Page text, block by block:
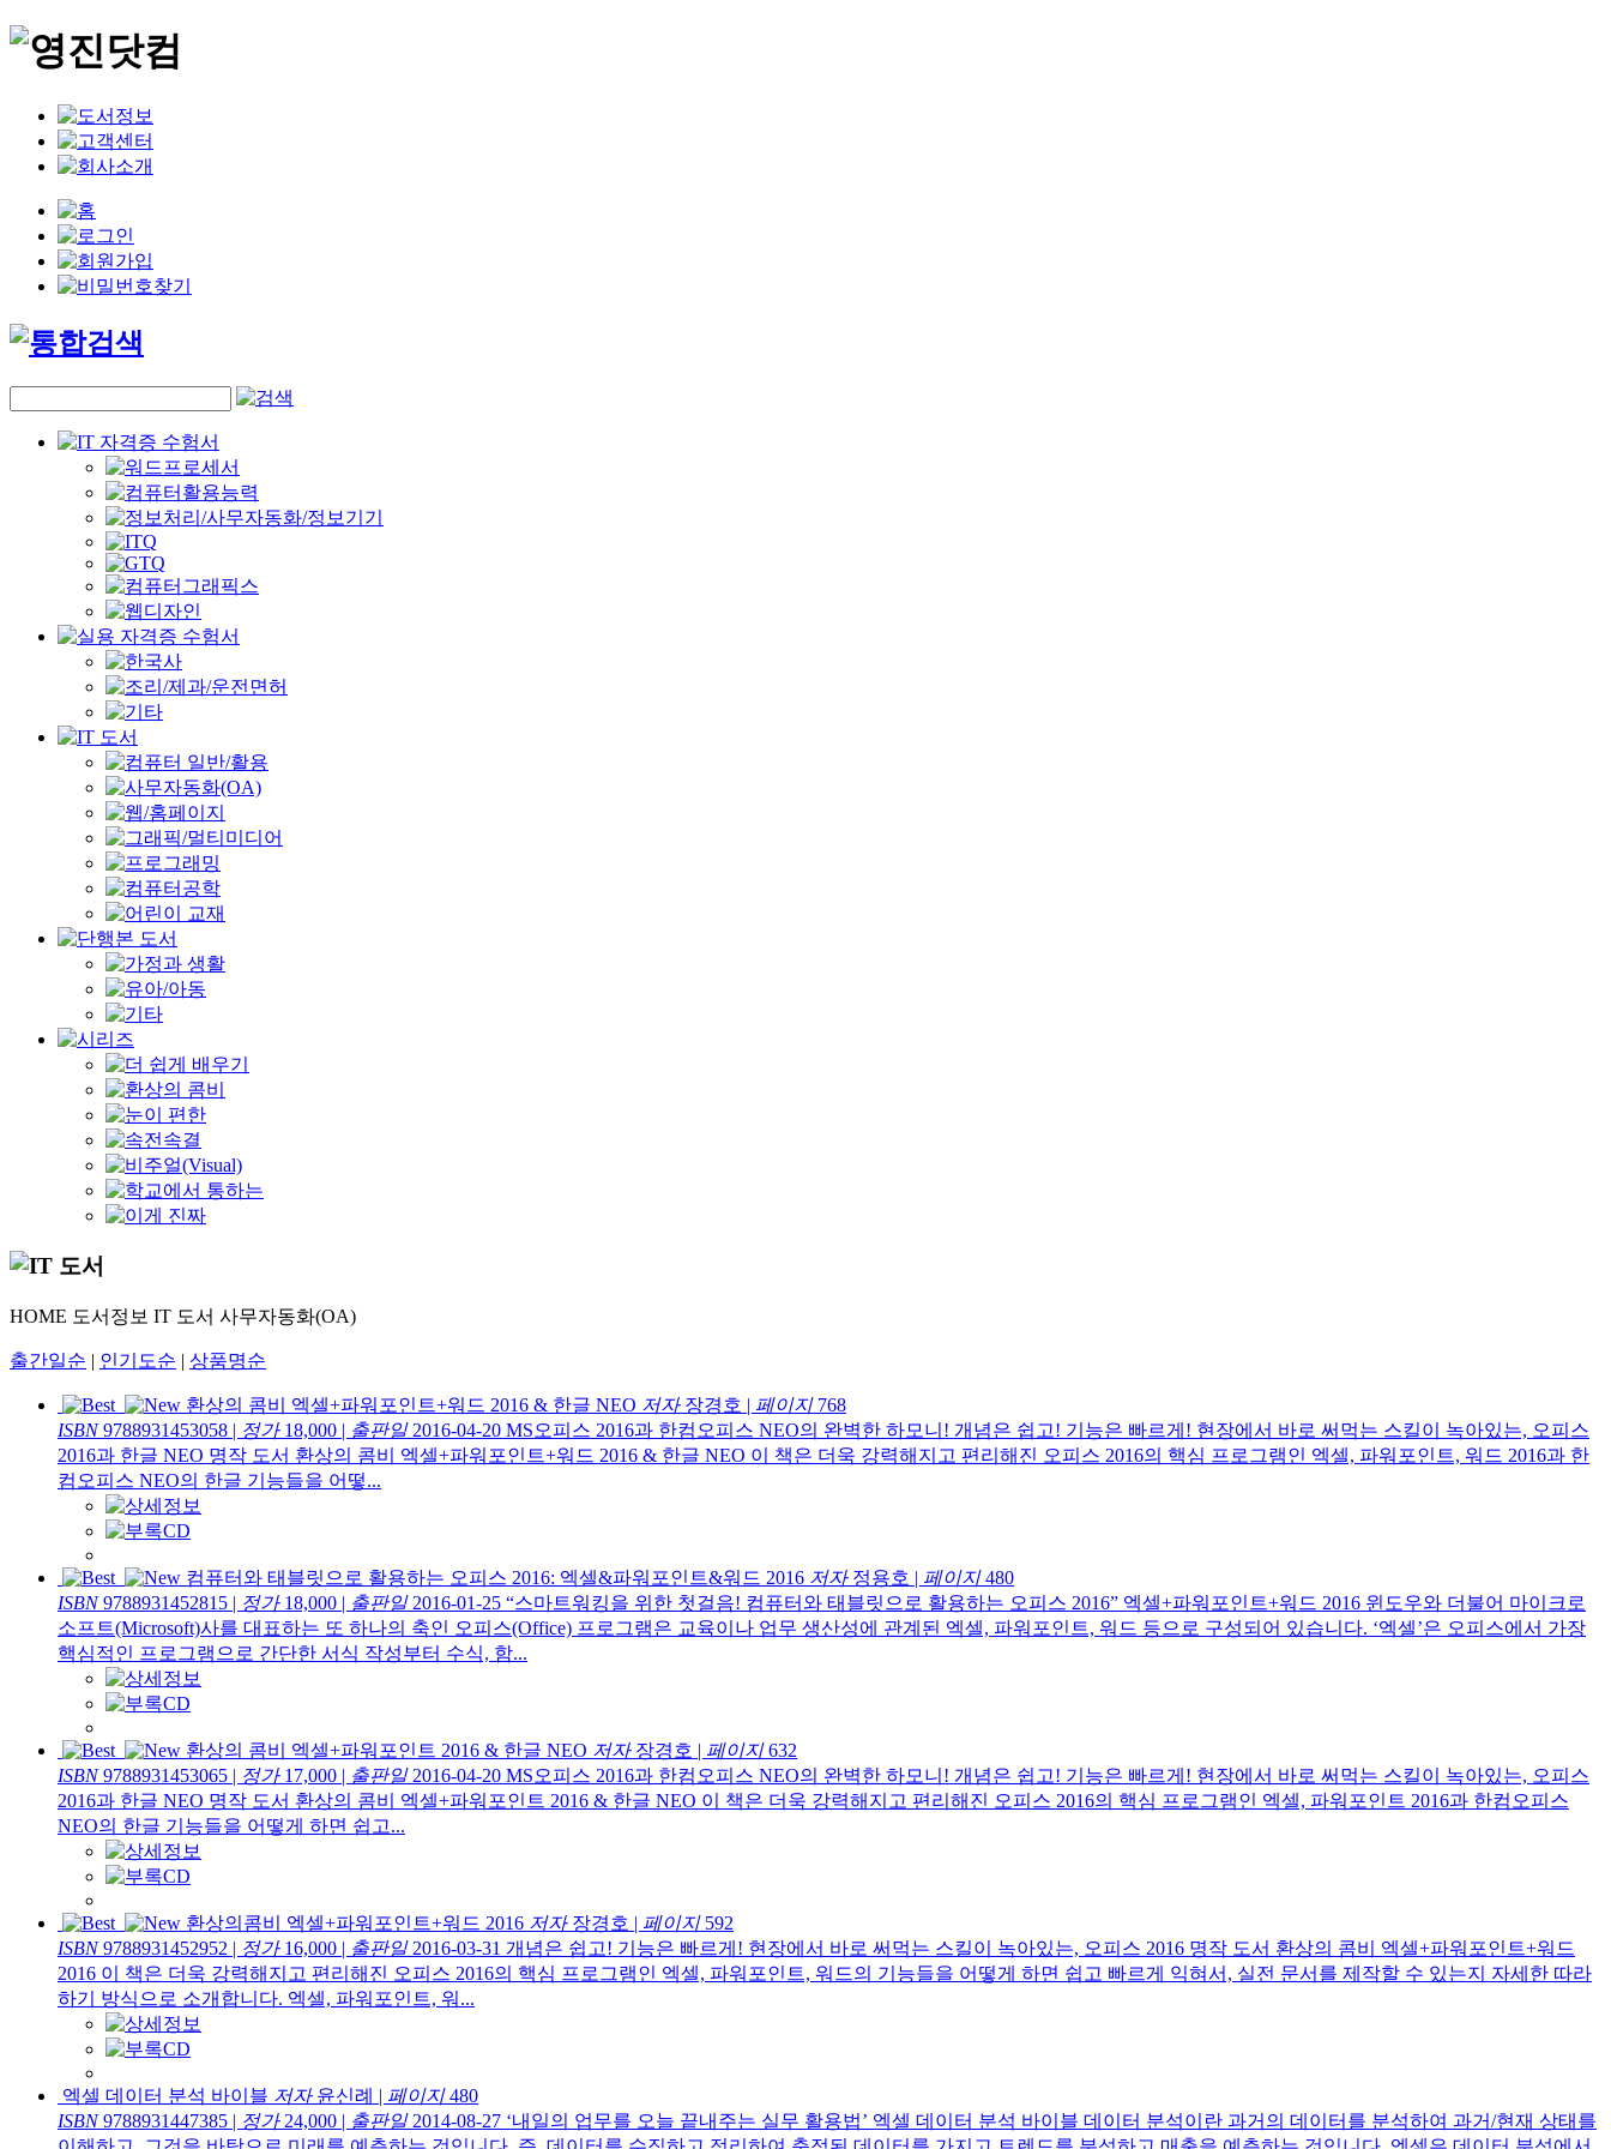
HOME 도서정보 IT 도서 사무자동화(OA)
출간일순 | 인기도순 | 상품명순
환상의 콤비 엑셀+파워포인트+워드 2016 & 한글 NEO 저자장경호 | 페이지768
ISBN9788931453058 | 정가18,000 | 출판일2016-04-20 MS오피스 2016과 한컴오피스 NEO의 완벽한 하모니! 개념은 쉽고! 기능은 빠르게! 현장에서 바로 써먹는 스킬이 녹아있는, 오피스
2016과 한글 NEO 명작 도서 환상의 콤비 엑셀+파워포인트+워드 2016 & 한글 NEO 이 책은 더욱 강력해지고 편리해진 오피스 2016의 핵심 프로그램인 엑셀, 파워포인트, 워드 2016과 한
컴오피스 NEO의 한글 기능들을 어떻...
컴퓨터와 태블릿으로 활용하는 오피스 2016: 엑셀&파워포인트&워드 2016 저자정용호 | 페이지480
ISBN9788931452815 | 정가18,000 | 출판일2016-01-25 “스마트워킹을 위한 첫걸음! 컴퓨터와 태블릿으로 활용하는 오피스 2016” 엑셀+파워포인트+워드 2016 윈도우와 더불어 마이크로
소프트(Microsoft)사를 대표하는 또 하나의 축인 오피스(Office) 프로그램은 교육이나 업무 생산성에 관계된 엑셀, 파워포인트, 워드 등으로 구성되어 있습니다. ‘엑셀’은 오피스에서 가장
핵심적인 프로그램으로 간단한 서식 작성부터 수식, 함...
환상의 콤비 엑셀+파워포인트 2016 & 한글 NEO 저자장경호 | 페이지632
ISBN9788931453065 | 정가17,000 | 출판일2016-04-20 MS오피스 2016과 한컴오피스 NEO의 완벽한 하모니! 개념은 쉽고! 기능은 빠르게! 현장에서 바로 써먹는 스킬이 녹아있는, 오피스
2016과 한글 NEO 명작 도서 환상의 콤비 엑셀+파워포인트 2016 & 한글 NEO 이 책은 더욱 강력해지고 편리해진 오피스 2016의 핵심 프로그램인 엑셀, 파워포인트 2016과 한컴오피스
NEO의 한글 기능들을 어떻게 하면 쉽고...
환상의콤비 엑셀+파워포인트+워드 2016 저자장경호 | 페이지592
ISBN9788931452952 | 정가16,000 | 출판일2016-03-31 개념은 쉽고! 기능은 빠르게! 현장에서 바로 써먹는 스킬이 녹아있는, 오피스 2016 명작 도서 환상의 콤비 엑셀+파워포인트+워드
2016 이 책은 더욱 강력해지고 편리해진 오피스 2016의 핵심 프로그램인 엑셀, 파워포인트, 워드의 기능들을 어떻게 하면 쉽고 빠르게 익혀서, 실전 문서를 제작할 수 있는지 자세한 따라
하기 방식으로 소개합니다. 엑셀, 파워포인트, 워...
엑셀 데이터 분석 바이블 저자윤신례 | 페이지480
ISBN9788931447385 | 정가24,000 | 출판일2014-08-27 ‘내일의 업무를 오늘 끝내주는 실무 활용법’ 엑셀 데이터 분석 바이블 데이터 분석이란 과거의 데이터를 분석하여 과거/현재 상태를